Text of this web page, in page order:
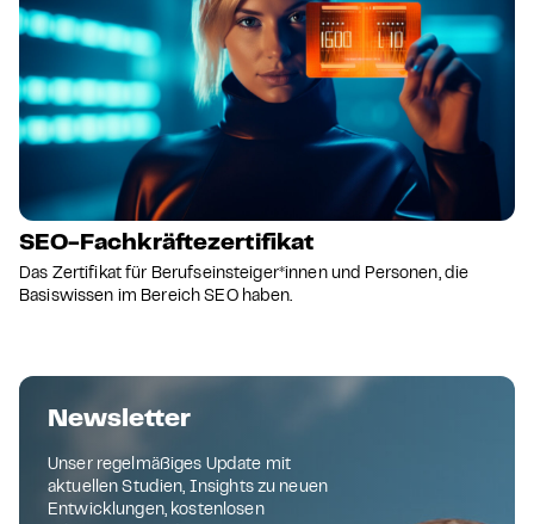
SEO-Fachkräftezertifikat
Das Zertifikat für Berufseinsteiger*innen und Personen, die
Basiswissen im Bereich SEO haben.
Newsletter
Unser regelmäßiges Update mit
aktuellen Studien, Insights zu neuen
Entwicklungen, kostenlosen